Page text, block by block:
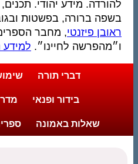
להורדה. מידע יהודי.
בשפה ברורה, בפשטות
ראובן פיזנטי, מחבר
ו״מהפרשה לחיינו״. למידע
דברי תורה
בידור ופנאי
שאלות באמונה